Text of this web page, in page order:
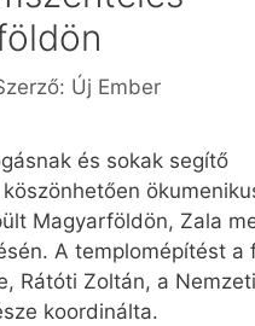
Új Ember
és sokak segítő
Magyarföldön, Zala
A templomépítést a
Rátóti Zoltán, a Nemzeti
koordinálta.